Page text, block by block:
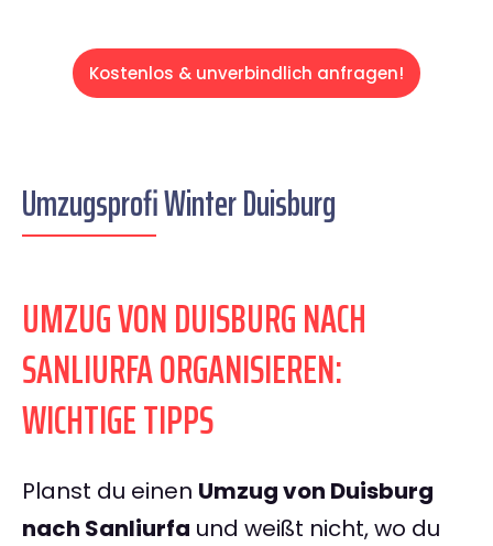
Kostenlos & unverbindlich anfragen!
Umzugsprofi Winter Duisburg
UMZUG VON DUISBURG NACH
SANLIURFA ORGANISIEREN:
WICHTIGE TIPPS
Planst du einen Umzug von Duisburg
nach Sanliurfa und weißt nicht, wo du